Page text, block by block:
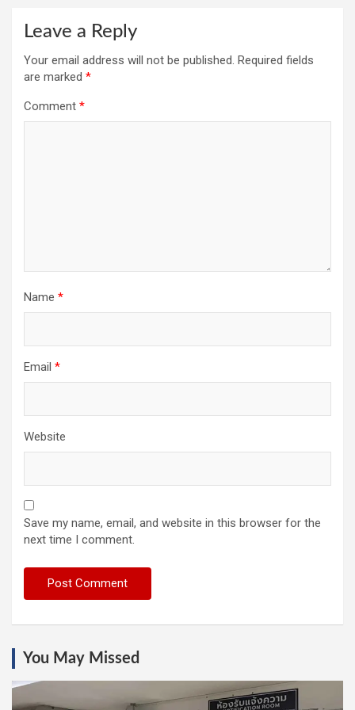
Leave a Reply
Your email address will not be published. Required fields
are marked *
Comment *
Name *
Email *
Website
Save my name, email, and website in this browser for the
next time I comment.
You May Missed